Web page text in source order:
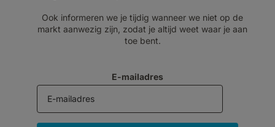
Ook informeren we je tijdig wanneer we niet op de
markt aanwezig zijn, zodat je altijd weet waar je aan
toe bent.
E-mailadres